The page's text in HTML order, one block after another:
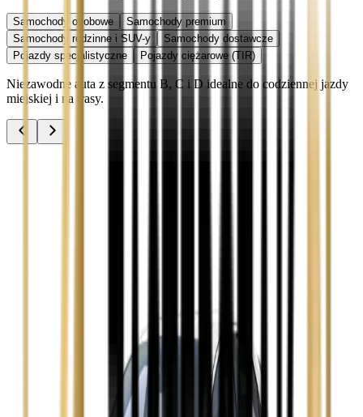
Samochody osobowe
Samochody premium
Samochody rodzinne i SUV-y
Samochody dostawcze
Pojazdy specjalistyczne
Pojazdy ciężarowe (TIR)
Niezawodne auta z segmentu B, C i D idealne do codziennej jazdy
miejskiej i na trasy.